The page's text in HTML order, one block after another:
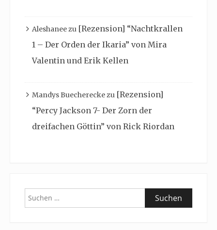
Aleshaneezu [Rezension] “Nachtkrallen
1 – Der Orden der Ikaria” von Mira
Valentin und Erik Kellen
Mandys Buechereckezu [Rezension]
“Percy Jackson 7- Der Zorn der
dreifachen Göttin” von Rick Riordan
Suchen
nach: